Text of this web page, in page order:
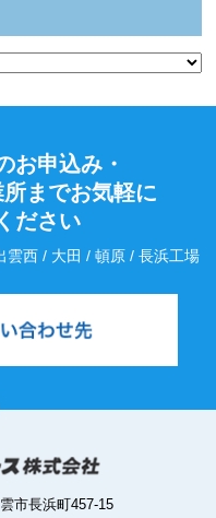
お申込み・
までお気軽に
ださい
雲西 / 大田 / 頓原 / 長浜工場
市長浜町457-15